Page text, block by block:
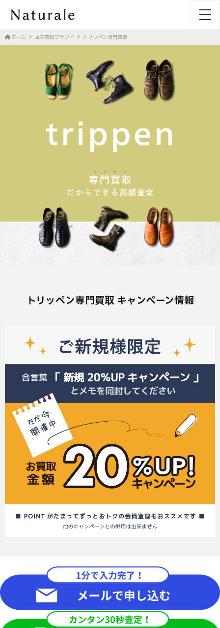
ホーム 主な買取ブランド トリッペン専門買取
トリッペン専門買取 キャンペーン情報